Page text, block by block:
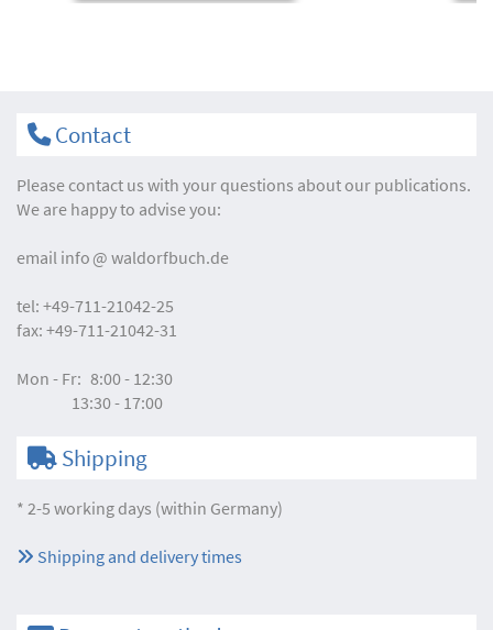
Contact
Please contact us with your questions about our publications.
We are happy to advise you:
email info waldorfbuch.de
tel: +49-711-21042-25
fax: +49-711-21042-31
Mon - Fr: 8:00 - 12:30
13:30 - 17:00
Shipping
* 2-5 working days (within Germany)
Shipping and delivery times